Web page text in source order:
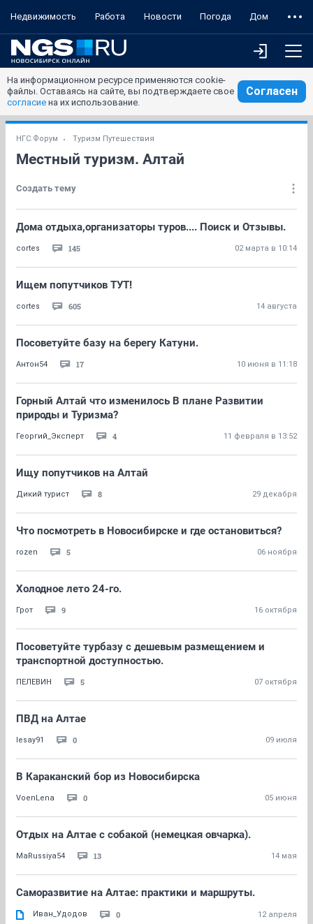
Недвижимость Работа Новости Погода Дом
На информационном ресурсе применяются cookie-
файлы. Оставаясь на сайте, вы подтверждаете свое
согласие на их использование.
Согласен
НГС.Форум Туризм Путешествия
Местный туризм. Алтай
Создать тему
Дома отдыха,организаторы туров.... Поиск и Отзывы.
cortes 145 02 марта в 10:14
Ищем попутчиков ТУТ!
cortes 605 14 августа
Посоветуйте базу на берегу Катуни.
Антон54 17 10 июня в 11:18
Горный Алтай что изменилось В плане Развитии
природы и Туризма?
Георгий_Эксперт 4 11 февраля в 13:52
Ищу попутчиков на Алтай
Дикий турист 8 29 декабря
Что посмотреть в Новосибирске и где остановиться?
rozen 5 06 ноября
Холодное лето 24-го.
Грот 9 16 октября
Посоветуйте турбазу с дешевым размещением и
транспортной доступностью.
ПЕЛЕВИН 5 07 октября
ПВД на Алтае
lesay91 0 09 июля
В Караканский бор из Новосибирска
VoenLena 0 05 июня
Отдых на Алтае с собакой (немецкая овчарка).
MaRussiya54 13 14 мая
Саморазвитие на Алтае: практики и маршруты.
Иван_Удодов 0 12 апреля